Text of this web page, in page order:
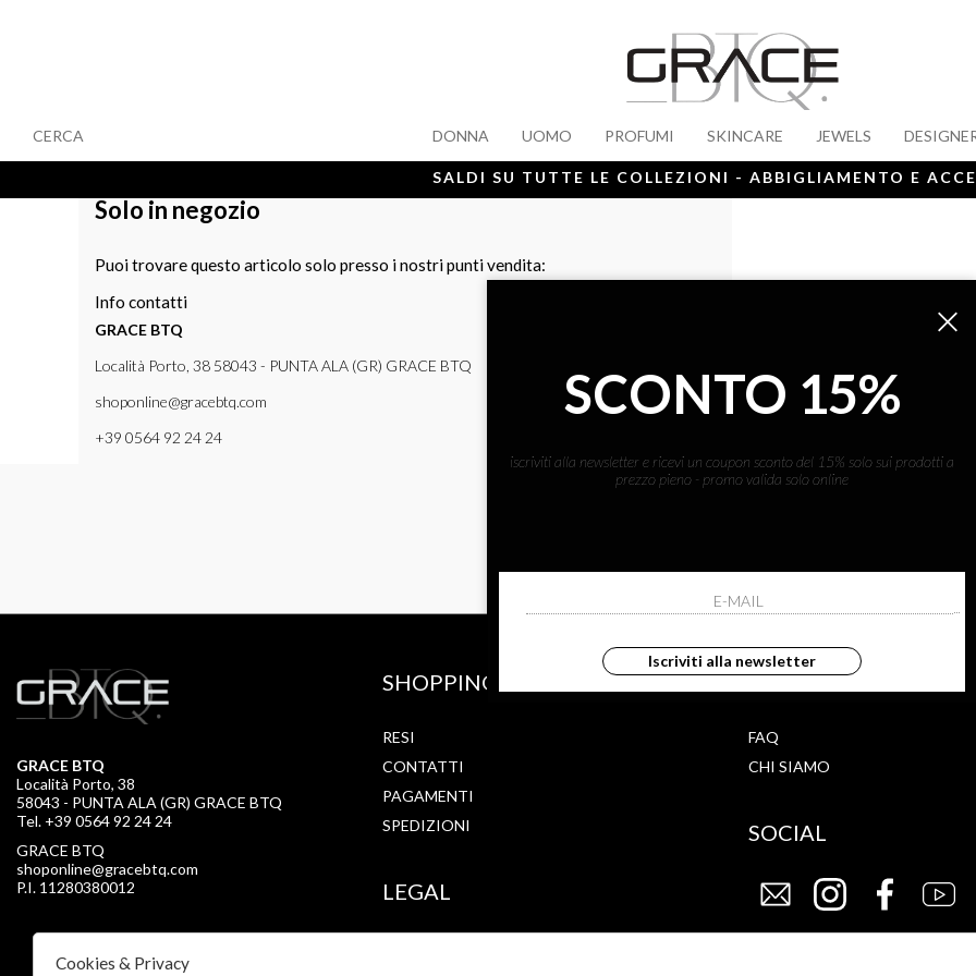
DONNA UOMO PROFUMI SKINCARE JEWELS
CERCA
SALDI SU TUTTE LE COLLEZIONI - ABBIGLIAMENTO E
Solo in negozio
Puoi trovare questo articolo solo presso i nostri punti vendita:
Info contatti
GRACE BTQ
Località Porto, 38 58043 - PUNTA ALA (GR) GRACE BTQ
shoponline@gracebtq.com
+39 0564 92 24 24
ISCRIVITI ALLA
ho letto ed accettato le condizioni sulla
GRACE BTQ
Località Porto, 38
58043 - PUNTA ALA (GR) GRACE BTQ
Tel. +39 0564 92 24 24
GRACE BTQ
shoponline@gracebtq.com
P.I. 11280380012
SHOPPING
RESI
CONTATTI
PAGAMENTI
SPEDIZIONI
LEGAL
STORE
FAQ
CHI SIAMO
SOCIAL
SCONTO 15%
iscriviti alla newsletter e ricevi un coupon sconto del 15% solo sui prodotti a
prezzo pieno - promo valida solo online
Iscriviti alla newsletter
Cookies & Privacy